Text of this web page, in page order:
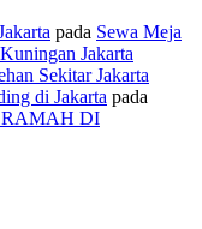
pada Sewa Meja
Jakarta
Sekitar Jakarta
di Jakarta pada
RAMAH DI